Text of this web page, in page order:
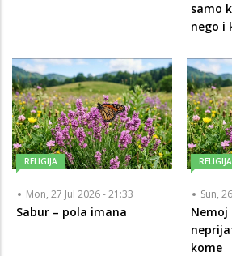
samo
nego i
RELIGIJA
Mon, 27 Jul 2026 - 21:33
Sabur – pola imana
RELIGIJA
Sun,
kome